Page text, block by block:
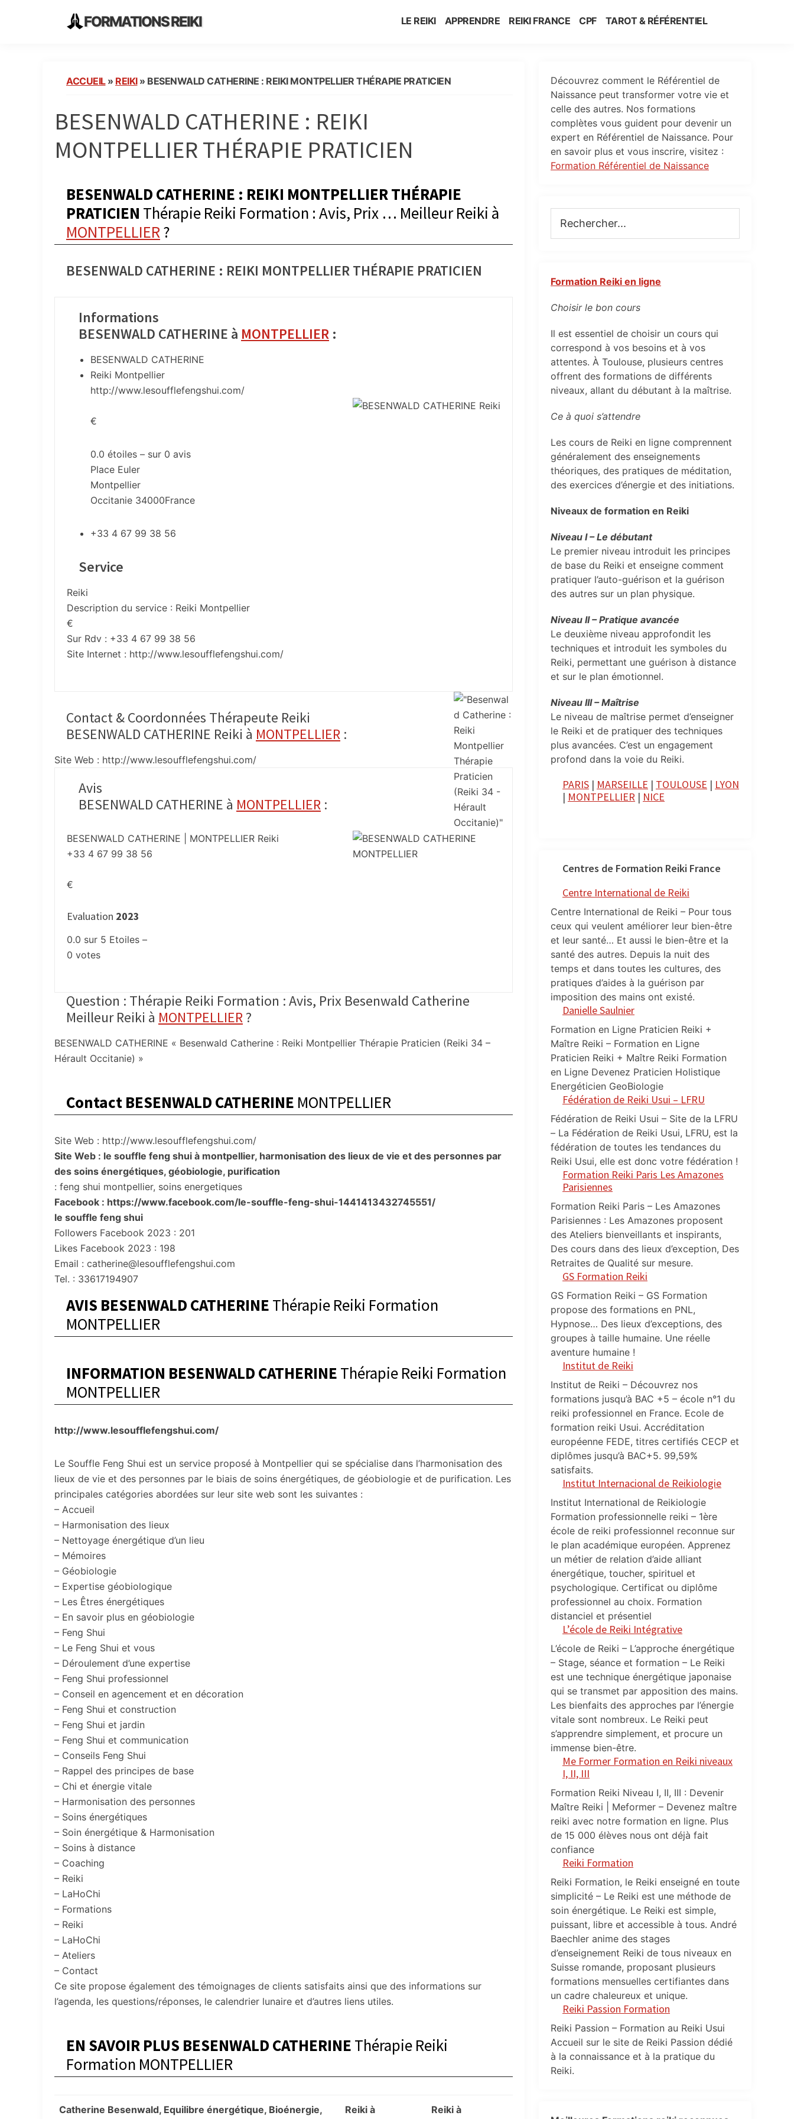
FORMATIONS REIKI
de
Reiki
en
France
LE REIKI APPRENDRE REIKI FRANCE CPF TAROT & RÉFÉRENTIEL
ACCUEIL» REIKI» BESENWALD CATHERINE : REIKI MONTPELLIER THÉRAPIE PRATICIEN
BESENWALD CATHERINE : REIKI
MONTPELLIER THÉRAPIE PRATICIEN
BESENWALD CATHERINE : REIKI MONTPELLIER THÉRAPIE
PRATICIEN Thérapie Reiki Formation : Avis, Prix … Meilleur Reiki à
MONTPELLIER?
BESENWALD CATHERINE : REIKI MONTPELLIER THÉRAPIE PRATICIEN
Informations
BESENWALD CATHERINE à MONTPELLIER :
BESENWALD CATHERINE
Reiki Montpellier
http://www.lesoufflefengshui.com/
€
0.0 étoiles – sur 0 avis
Place Euler
Montpellier
Occitanie 34000France
+33 4 67 99 38 56
Service
Reiki
Description du service : Reiki Montpellier
€
Sur Rdv : +33 4 67 99 38 56
Site Internet : http://www.lesoufflefengshui.com/
Contact & Coordonnées Thérapeute Reiki
BESENWALD CATHERINE Reiki à MONTPELLIER :
Site Web : http://www.lesoufflefengshui.com/
Avis
BESENWALD CATHERINE à MONTPELLIER :
BESENWALD CATHERINE | MONTPELLIER Reiki
+33 4 67 99 38 56
€
Evaluation 2023
0.0 sur 5 Etoiles –
0 votes
Question : Thérapie Reiki Formation : Avis, Prix Besenwald Catherine
Meilleur Reiki à MONTPELLIER?
BESENWALD CATHERINE « Besenwald Catherine : Reiki Montpellier Thérapie Praticien (Reiki 34 –
Hérault Occitanie) »
Contact BESENWALD CATHERINE MONTPELLIER
Site Web : http://www.lesoufflefengshui.com/
Site Web : le souffle feng shui à montpellier, harmonisation des lieux de vie et des personnes par
des soins énergétiques, géobiologie, purification
: feng shui montpellier, soins energetiques
Facebook : https://www.facebook.com/le-souffle-feng-shui-1441413432745551/
le souffle feng shui
Followers Facebook 2023 : 201
Likes Facebook 2023 : 198
Email : catherine@lesoufflefengshui.com
Tel. : 33617194907
AVIS BESENWALD CATHERINE Thérapie Reiki Formation
MONTPELLIER
INFORMATION BESENWALD CATHERINE Thérapie Reiki Formation
MONTPELLIER
http://www.lesoufflefengshui.com/
Le Souffle Feng Shui est un service proposé à Montpellier qui se spécialise dans l’harmonisation des
lieux de vie et des personnes par le biais de soins énergétiques, de géobiologie et de purification. Les
principales catégories abordées sur leur site web sont les suivantes :
– Accueil
– Harmonisation des lieux
– Nettoyage énergétique d’un lieu
– Mémoires
– Géobiologie
– Expertise géobiologique
– Les Êtres énergétiques
– En savoir plus en géobiologie
– Feng Shui
– Le Feng Shui et vous
– Déroulement d’une expertise
– Feng Shui professionnel
– Conseil en agencement et en décoration
– Feng Shui et construction
– Feng Shui et jardin
– Feng Shui et communication
– Conseils Feng Shui
– Rappel des principes de base
– Chi et énergie vitale
– Harmonisation des personnes
– Soins énergétiques
– Soin énergétique & Harmonisation
– Soins à distance
– Coaching
– Reiki
– LaHoChi
– Formations
– Reiki
– LaHoChi
– Ateliers
– Contact
Ce site propose également des témoignages de clients satisfaits ainsi que des informations sur
l’agenda, les questions/réponses, le calendrier lunaire et d’autres liens utiles.
EN SAVOIR PLUS BESENWALD CATHERINE Thérapie Reiki
Formation MONTPELLIER
Catherine Besenwald, Equilibre énergétique, Bioénergie, Reiki à Reiki à
Primary
Sidebar
Découvrez comment le Référentiel de
Naissance peut transformer votre vie et
celle des autres. Nos formations
complètes vous guident pour devenir un
expert en Référentiel de Naissance. Pour
en savoir plus et vous inscrire, visitez :
Formation Référentiel de Naissance
Formation Reiki en ligne
Choisir le bon cours
Il est essentiel de choisir un cours qui
correspond à vos besoins et à vos
attentes. À Toulouse, plusieurs centres
offrent des formations de différents
niveaux, allant du débutant à la maîtrise.
Ce à quoi s’attendre
Les cours de Reiki en ligne comprennent
généralement des enseignements
théoriques, des pratiques de méditation,
des exercices d’énergie et des initiations.
Niveaux de formation en Reiki
Niveau I – Le débutant
Le premier niveau introduit les principes
de base du Reiki et enseigne comment
pratiquer l’auto-guérison et la guérison
des autres sur un plan physique.
Niveau II – Pratique avancée
Le deuxième niveau approfondit les
techniques et introduit les symboles du
Reiki, permettant une guérison à distance
et sur le plan émotionnel.
Niveau III – Maîtrise
Le niveau de maîtrise permet d’enseigner
le Reiki et de pratiquer des techniques
plus avancées. C’est un engagement
profond dans la voie du Reiki.
PARIS | MARSEILLE | TOULOUSE | LYON
| MONTPELLIER | NICE
Centres de Formation Reiki France
Centre International de Reiki
Centre International de Reiki – Pour tous
ceux qui veulent améliorer leur bien-être
et leur santé… Et aussi le bien-être et la
santé des autres. Depuis la nuit des
temps et dans toutes les cultures, des
pratiques d’aides à la guérison par
imposition des mains ont existé.
Danielle Saulnier
Formation en Ligne Praticien Reiki +
Maître Reiki – Formation en Ligne
Praticien Reiki + Maître Reiki Formation
en Ligne Devenez Praticien Holistique
Energéticien GeoBiologie
Fédération de Reiki Usui – LFRU
Fédération de Reiki Usui – Site de la LFRU
– La Fédération de Reiki Usui, LFRU, est la
fédération de toutes les tendances du
Reiki Usui, elle est donc votre fédération !
Formation Reiki Paris Les Amazones
Parisiennes
Formation Reiki Paris – Les Amazones
Parisiennes : Les Amazones proposent
des Ateliers bienveillants et inspirants,
Des cours dans des lieux d’exception, Des
Retraites de Qualité sur mesure.
GS Formation Reiki
GS Formation Reiki – GS Formation
propose des formations en PNL,
Hypnose… Des lieux d’exceptions, des
groupes à taille humaine. Une réelle
aventure humaine !
Institut de Reiki
Institut de Reiki – Découvrez nos
formations jusqu’à BAC +5 – école n°1 du
reiki professionnel en France. Ecole de
formation reiki Usui. Accréditation
européenne FEDE, titres certifiés CECP et
diplômes jusqu’à BAC+5. 99,59%
satisfaits.
Institut Internacional de Reikiologie
Institut International de Reikiologie
Formation professionnelle reiki – 1ère
école de reiki professionnel reconnue sur
le plan académique européen. Apprenez
un métier de relation d’aide alliant
énergétique, toucher, spirituel et
psychologique. Certificat ou diplôme
professionnel au choix. Formation
distanciel et présentiel
L’école de Reiki Intégrative
L’école de Reiki – L’approche énergétique
– Stage, séance et formation – Le Reiki
est une technique énergétique japonaise
qui se transmet par apposition des mains.
Les bienfaits des approches par l’énergie
vitale sont nombreux. Le Reiki peut
s’apprendre simplement, et procure un
immense bien-être.
Me Former Formation en Reiki niveaux
I, II, III
Formation Reiki Niveau I, II, III : Devenir
Maître Reiki | Meformer – Devenez maître
reiki avec notre formation en ligne. Plus
de 15 000 élèves nous ont déjà fait
confiance
Reiki Formation
Reiki Formation, le Reiki enseigné en toute
simplicité – Le Reiki est une méthode de
soin énergétique. Le Reiki est simple,
puissant, libre et accessible à tous. André
Baechler anime des stages
d’enseignement Reiki de tous niveaux en
Suisse romande, proposant plusieurs
formations mensuelles certifiantes dans
un cadre chaleureux et unique.
Reiki Passion Formation
Reiki Passion – Formation au Reiki Usui
Accueil sur le site de Reiki Passion dédié
à la connaissance et à la pratique du
Reiki.